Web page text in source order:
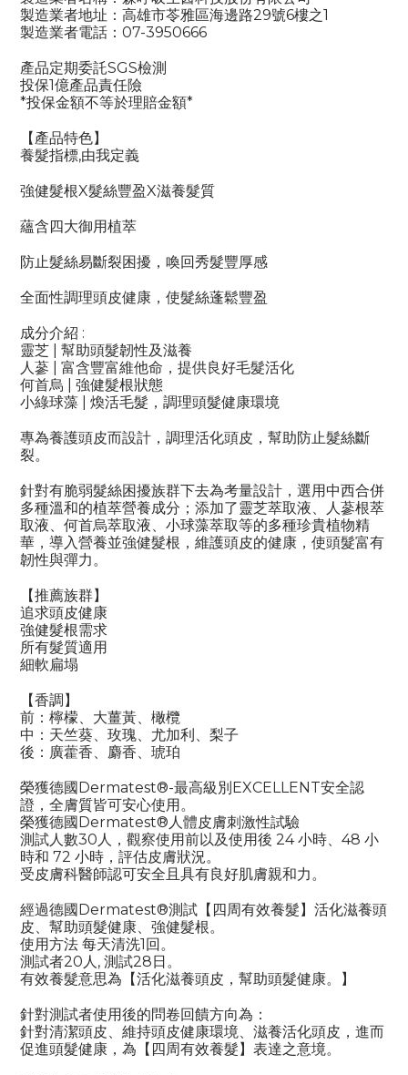
製造業者地址：高雄市苓雅區海邊路29號6樓之1
製造業者電話：07-3950666
產品定期委託SGS檢測
投保1億產品責任險
*投保金額不等於理賠金額*
【產品特色】
養髮指標,由我定義
強健髮根X髮絲豐盈X滋養髮質
蘊含四大御用植萃
防止髮絲易斷裂困擾，喚回秀髮豐厚感
全面性調理頭皮健康，使髮絲蓬鬆豐盈
成分介紹 :
靈芝 | 幫助頭髮韌性及滋養
人蔘 | 富含豐富維他命，提供良好毛髮活化
何首烏 | 強健髮根狀態
小綠球藻 | 煥活毛髮，調理頭髮健康環境
專為養護頭皮而設計，調理活化頭皮，幫助防止髮絲斷
裂。
針對有脆弱髮絲困擾族群下去為考量設計，選用中西合併
多種溫和的植萃營養成分；添加了靈芝萃取液、人蔘根萃
取液、何首烏萃取液、小球藻萃取等的多種珍貴植物精
華，導入營養並強健髮根，維護頭皮的健康，使頭髮富有
韌性與彈力。
【推薦族群】
追求頭皮健康
強健髮根需求
所有髮質適用
細軟扁塌
【香調】
前：檸檬、大薑黃、橄欖
中：天竺葵、玫瑰、尤加利、梨子
後：廣藿香、麝香、琥珀
榮獲德國Dermatest®-最高級別EXCELLENT安全認
證，全膚質皆可安心使用。
榮獲德國Dermatest®人體皮膚刺激性試驗
測試人數30人，觀察使用前以及使用後 24 小時、48 小
時和 72 小時，評估皮膚狀況。
受皮膚科醫師認可安全且具有良好肌膚親和力。
經過德國Dermatest®測試【四周有效養髮】活化滋養頭
皮、幫助頭髮健康、強健髮根。
使用方法 每天清洗1回。
測試者20人, 測試28日。
有效養髮意思為【活化滋養頭皮，幫助頭髮健康。】
針對測試者使用後的問卷回饋方向為：
針對清潔頭皮、維持頭皮健康環境、滋養活化頭皮，進而
促進頭髮健康，為【四周有效養髮】表達之意境。